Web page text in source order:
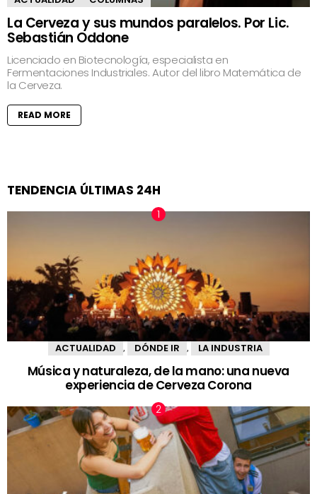
La Cerveza y sus mundos paralelos. Por Lic.
Sebastián Oddone
Licenciado en Biotecnología, especialista en
Fermentaciones Industriales. Autor del libro Matemática de
la Cerveza.
READ MORE
TENDENCIA ÚLTIMAS 24H
ACTUALIDAD DÓNDE IR LA INDUSTRIA
Música y naturaleza, de la mano: una nueva
experiencia de Cerveza Corona